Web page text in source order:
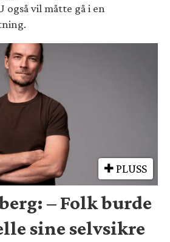
også vil måtte gå i en
PLUSS
– Folk burde
sine selvsikre